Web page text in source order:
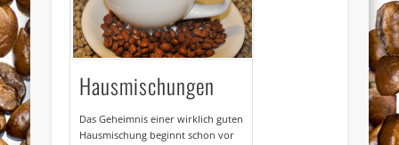
Hausmischungen
Das Geheimnis einer wirklich guten
Hausmischung beginnt schon vor